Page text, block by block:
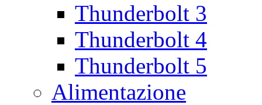
Thunderbolt 3
Thunderbolt 4
Thunderbolt 5
Alimentazione